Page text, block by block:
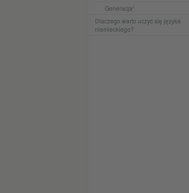
Generacja³
Dlaczego warto uczyć się języka
niemieckiego?